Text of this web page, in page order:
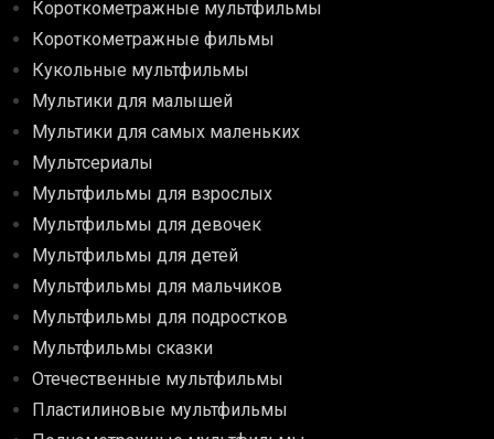
Короткометражные мультфильмы
Короткометражные фильмы
Кукольные мультфильмы
Мультики для малышей
Мультики для самых маленьких
Мультсериалы
Мультфильмы для взрослых
Мультфильмы для девочек
Мультфильмы для детей
Мультфильмы для мальчиков
Мультфильмы для подростков
Мультфильмы сказки
Отечественные мультфильмы
Пластилиновые мультфильмы